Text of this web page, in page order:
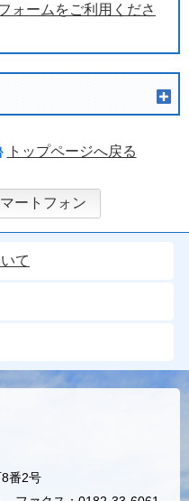
ォームをご利用くださ
トップページへ戻る
ートフォン
て
番2号